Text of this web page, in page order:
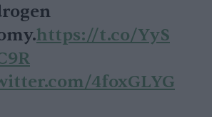
https://t.co/YyS
4foxGLYG